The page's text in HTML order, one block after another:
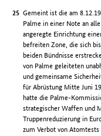
Gemeint ist die am
Palme in einer Note an
angeregte Einrichtung
befreiten Zone, die sich
beiden Bündnisse
von Palme geleiteten
und gemeinsame
für Abrüstung Mitte Juni
hatte die Palme-
strategischer Waffen und
Truppenreduzierung in
zum Verbot von